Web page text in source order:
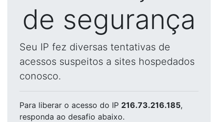
de segurança
Seu IP fez diversas tentativas de
acessos suspeitos a sites hospedados
conosco.
Para liberar o acesso do IP 216.73.216.185,
responda ao desafio abaixo.